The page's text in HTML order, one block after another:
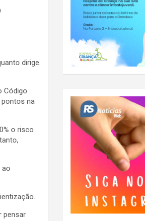
dirige.
Código
na
o risco
ao
pensar